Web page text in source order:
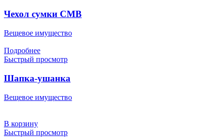
Чехол сумки СМВ
Вещевое имущество
Подробнее
Быстрый просмотр
Шапка-ушанка
Вещевое имущество
В корзину
Быстрый просмотр